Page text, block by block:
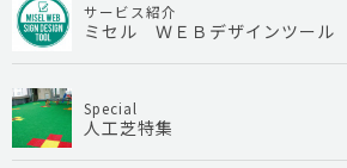
サービス紹介
ミセル ＷＥＢデザインツール
Special
人工芝特集